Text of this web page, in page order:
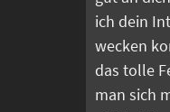
ich dein
wecken
das tolle
man sich